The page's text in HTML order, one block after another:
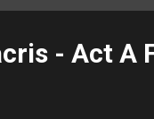
- Act A